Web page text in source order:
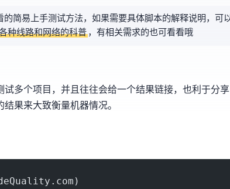
简易上手测试方法，如果需要具体脚本的解释说明，可
种线路和网络的科普 ，有相关需求的也可看看哦~
试多个项目，并且往往会给一个结果链接，也利于分
果来大致衡量机器情况。